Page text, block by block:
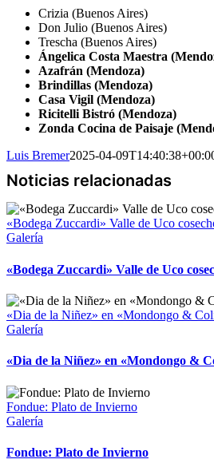
Crizia (Buenos Aires)
Don Julio (Buenos Aires)
Trescha (Buenos Aires)
Ángelica Costa Maestra
Azafrán (Mendoza)
Brindillas (Mendoza)
Casa Vigil (Mendoza)
Ricitelli Bistró (Mendoza)
Zonda Cocina de Paisaje
Luis Bremer2025-04-
«Bodega Zuccardi» Valle de Uco
Galería
«Bodega Zuccardi» Valle de Uco
«Dia de la Niñez» en «Mondongo &
Galería
«Dia de la Niñez» en «Mondongo &
Fondue: Plato de Invierno
Galería
Fondue: Plato de Invierno